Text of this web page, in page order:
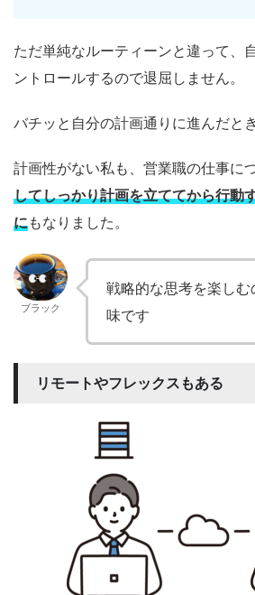
ただ単純なルーティーンと違って、
ントロールするので退屈しません。
バチッと自分の計画通りに進んだと
計画性がない私も、営業職の仕事に
してしっかり計画を立ててから行動
にもなりました。
ブラック
戦略的な思考を楽し
味です
リモートやフレックスもある